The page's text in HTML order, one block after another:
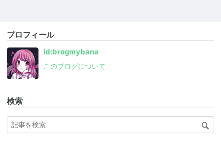
プロフィール
id:brogmybana
このブログについて
検索